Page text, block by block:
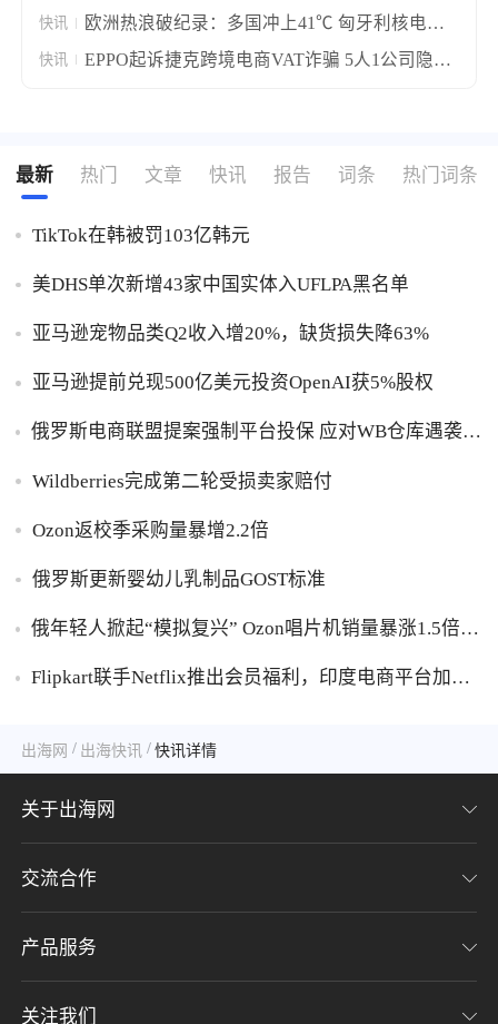
快讯
欧洲热浪破纪录：多国冲上41℃ 匈牙利核电站
停摆莱茵河航运中断
快讯
EPPO起诉捷克跨境电商VAT诈骗 5人1公司隐匿
最新 热门 文章 快讯 报告 词条 热门词条
TikTok在韩被罚103亿韩元
美DHS单次新增43家中国实体入UFLPA黑名单
亚马逊宠物品类Q2收入增20%，缺货损失降63%
亚马逊提前兑现500亿美元投资OpenAI获5%股权
俄罗斯电商联盟提案强制平台投保 应对WB仓库遇袭卖
Wildberries完成第二轮受损卖家赔付
Ozon返校季采购量暴增2.2倍
俄罗斯更新婴幼儿乳制品GOST标准
俄年轻人掀起“模拟复兴” Ozon唱片机销量暴涨1.5倍黑
Flipkart联手Netflix推出会员福利，印度电商平台加码
出海网 / 出海快讯 / 快讯详情
关于出海网
关于我们
加入我们
交流合作
联系我们
意见反馈
产品服务
关注我们